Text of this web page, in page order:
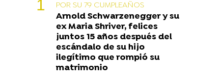
POR SU 79 CUMPLEAÑOS
Arnold Schwarzenegger y su
ex Maria Shriver, felices
juntos 15 años después del
escándalo de su hijo
ilegítimo que rompió su
matrimonio